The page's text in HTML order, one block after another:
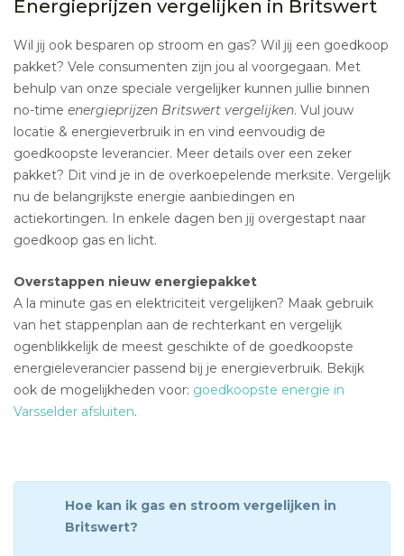
Energieprijzen vergelijken in Britswert
Wil jij ook besparen op stroom en gas? Wil jij een goedkoop
pakket? Vele consumenten zijn jou al voorgegaan. Met
behulp van onze speciale vergelijker kunnen jullie binnen
no-time energieprijzen Britswert vergelijken. Vul jouw
locatie & energieverbruik in en vind eenvoudig de
goedkoopste leverancier. Meer details over een zeker
pakket? Dit vind je in de overkoepelende merksite. Vergelijk
nu de belangrijkste energie aanbiedingen en
actiekortingen. In enkele dagen ben jij overgestapt naar
goedkoop gas en licht.
Overstappen nieuw energiepakket
A la minute gas en elektriciteit vergelijken? Maak gebruik
van het stappenplan aan de rechterkant en vergelijk
ogenblikkelijk de meest geschikte of de goedkoopste
energieleverancier passend bij je energieverbruik. Bekijk
ook de mogelijkheden voor: goedkoopste energie in
Varsselder afsluiten.
Hoe kan ik gas en stroom vergelijken in
Britswert?